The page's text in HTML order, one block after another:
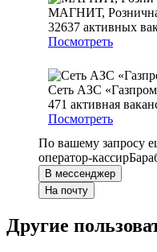
МАГНИТ,
32637 активных
Посмотреть
Сеть АЗС
471 активная
Посмотреть
По вашему запросу
оператор-кассир
В мессенджер
На почту
Другие